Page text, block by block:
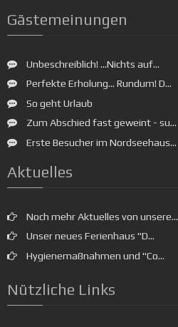
Gästemeinungen
Unbeschreiblich! ...Nichts auf...
Perfekte Erholung... Rundum! D...
So geht Urlaub
Zum Abschied fast geweint - su...
Erste Besucher im Nordseehaus...
Aktuelles
Noch mehr Aktuelles von unsere...
Unser neues Ferienhaus "D...
Hygienemaßnahmen und "Co...
Nützliche Links